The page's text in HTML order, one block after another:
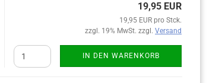
19,95 EUR
19,95 EUR pro Stck.
zzgl. 19% MwSt. zzgl. Versand
IN DEN WARENKORB